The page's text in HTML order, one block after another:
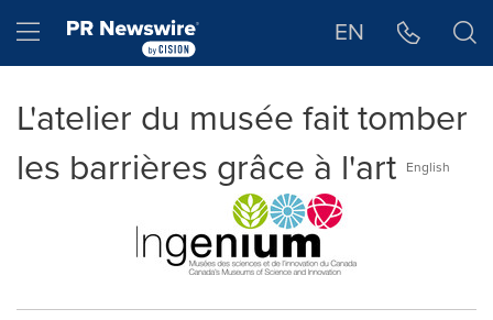
Hamburger menu EN
L'atelier du musée fait tomber
les barrières grâce à l'art English